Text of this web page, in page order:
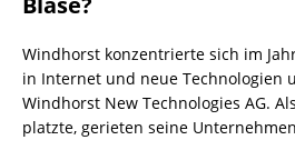
Windhorst konzentrierte sich im
in Internet und neue Technologien
Windhorst New Technologies AG.
platzte, gerieten seine